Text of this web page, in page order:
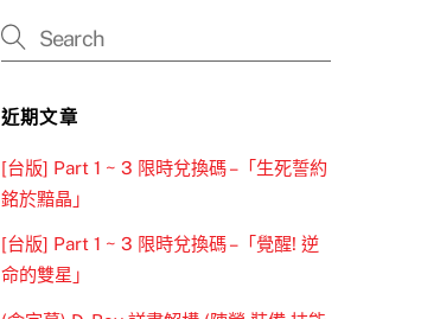
近期文章
[台版] Part 1 ~ 3 限時兌換碼 –「生死誓約
銘於黯晶」
[台版] Part 1 ~ 3 限時兌換碼 –「覺醒! 逆
命的雙星」